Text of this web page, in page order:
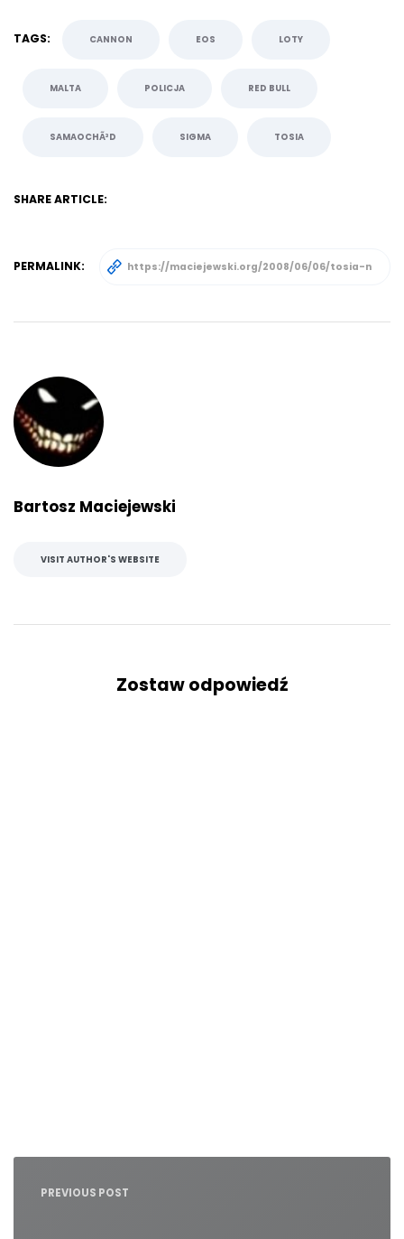
TAGS: CANNON EOS LOTY
MALTA POLICJA RED BULL
SAMAOCHÃ³D SIGMA TOSIA
SHARE ARTICLE:
PERMALINK:
Bartosz Maciejewski
VISIT AUTHOR'S WEBSITE
Zostaw odpowiedź
Nawigacja
PREVIOUS POST